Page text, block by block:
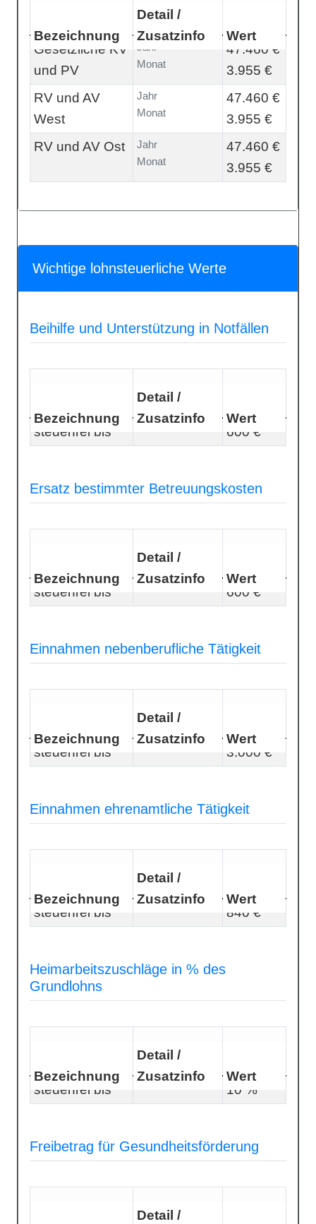
Bezeichnung
Detail /
Zusatzinfo
Wert
Gesetzliche KV
und PV
Jahr
Monat
47.460 €
3.955 €
RV und AV
West
Jahr
Monat
47.460 €
3.955 €
RV und AV Ost
Jahr
Monat
47.460 €
3.955 €
Wichtige lohnsteuerliche Werte
Beihilfe und Unterstützung in Notfällen
Bezeichnung
Detail /
Zusatzinfo
Wert
steuerfrei bis
600 €
Ersatz bestimmter Betreuungskosten
Bezeichnung
Detail /
Zusatzinfo
Wert
steuerfrei bis
600 €
Einnahmen nebenberufliche Tätigkeit
Bezeichnung
Detail /
Zusatzinfo
Wert
steuerfrei bis
3.000 €
Einnahmen ehrenamtliche Tätigkeit
Bezeichnung
Detail /
Zusatzinfo
Wert
steuerfrei bis
840 €
Heimarbeitszuschläge in % des
Grundlohns
Bezeichnung
Detail /
Zusatzinfo
Wert
steuerfrei bis
10 %
Freibetrag für Gesundheitsförderung
Detail /